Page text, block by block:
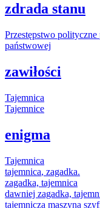
zdrada stanu
Przestępstwo
państwowej
zawiłości
Tajemnica
Tajemnice
enigma
Tajemnica
tajemnica, zagadka.
zagadka, tajemnica
dawniej zagadka,
tajemnicza maszyna